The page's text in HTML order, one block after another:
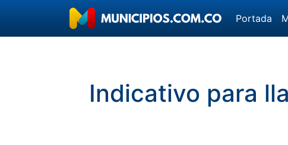
Portada
Indicativo para